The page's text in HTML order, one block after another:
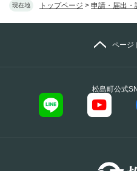
現在地 トップページ > 申請・届出・
松島町公式
ページ